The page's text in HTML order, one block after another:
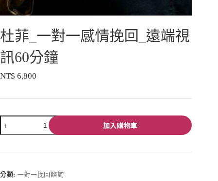
杜菲_一對一感情挽回_遠端視
訊60分鐘
NT$ 6,800
加入購物車
e
r
分類: 一對一挽回諮詢